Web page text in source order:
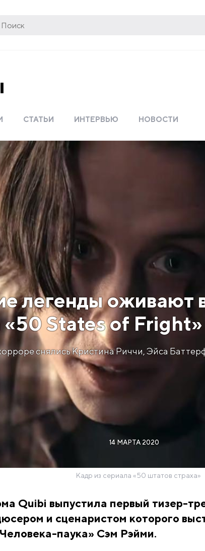
СТАТЬИ ИНТЕРВЬЮ НОВОСТИ
легенды оживают
«50 States of
снялись Кристина Риччи, Эйса
14 МАРТА 2020
Кадр из сериала «50 штатов страха»
Quibi выпустила первый тизер-
и сценаристом которого
паука» Сэм Рэйми.